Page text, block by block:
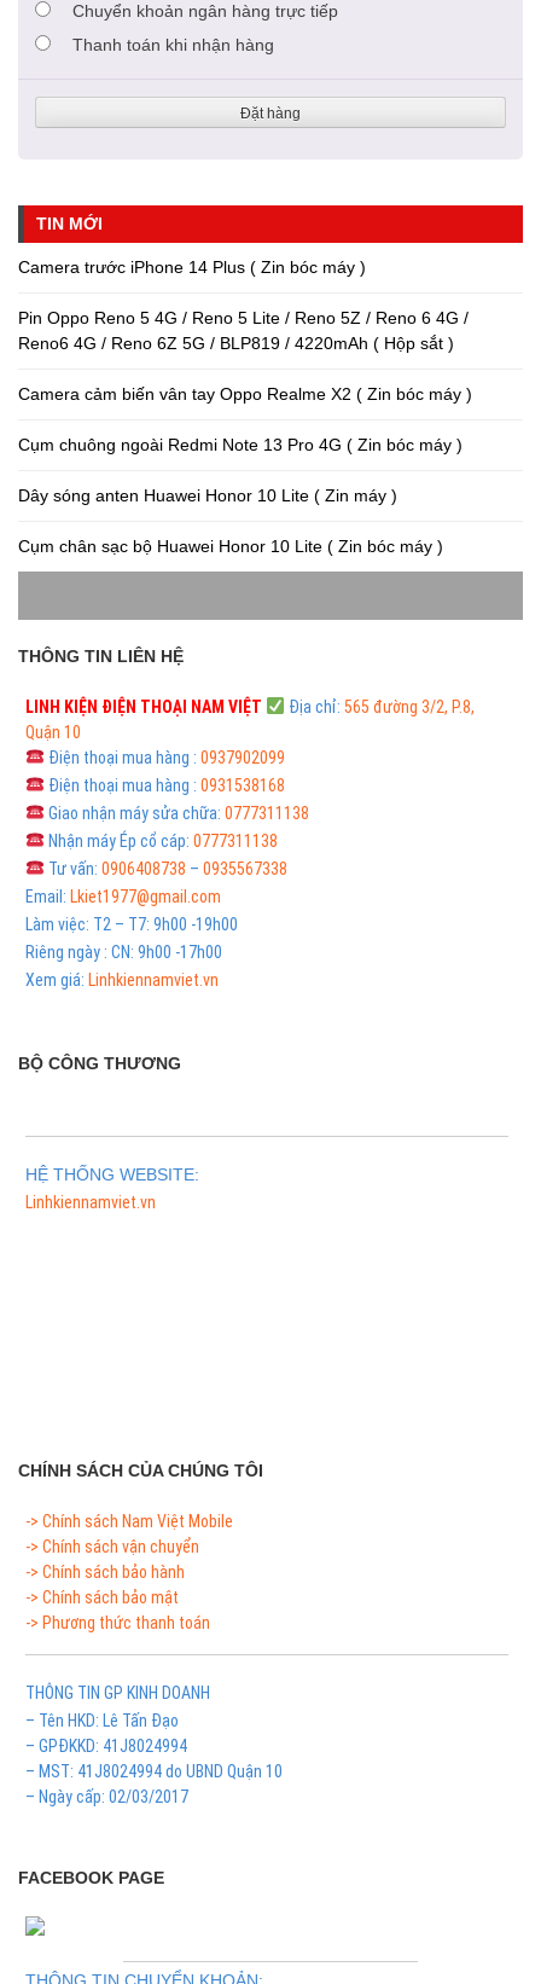
Chuyển khoản ngân hàng trực tiếp
Thanh toán khi nhận hàng
Đặt hàng
TIN MỚI
Camera trước iPhone 14 Plus ( Zin bóc máy )
Pin Oppo Reno 5 4G / Reno 5 Lite / Reno 5Z / Reno 6 4G /
Reno6 4G / Reno 6Z 5G / BLP819 / 4220mAh ( Hộp sắt )
Camera cảm biến vân tay Oppo Realme X2 ( Zin bóc máy )
Cụm chuông ngoài Redmi Note 13 Pro 4G ( Zin bóc máy )
Dây sóng anten Huawei Honor 10 Lite ( Zin máy )
Cụm chân sạc bộ Huawei Honor 10 Lite ( Zin bóc máy )
THÔNG TIN LIÊN HỆ
LINH KIỆN ĐIỆN THOẠI NAM VIỆT Địa chỉ: 565 đường 3/2, P.8,
Quận 10
Điện thoại mua hàng : 0937902099
Điện thoại mua hàng : 0931538168
Giao nhận máy sửa chữa: 0777311138
Nhận máy Ép cổ cáp: 0777311138
Tư vấn: 0906408738 – 0935567338
Email: Lkiet1977@gmail.com
Làm việc: T2 – T7: 9h00 -19h00
Riêng ngày : CN: 9h00 -17h00
Xem giá: Linhkiennamviet.vn
BỘ CÔNG THƯƠNG
HỆ THỐNG WEBSITE:
Linhkiennamviet.vn
CHÍNH SÁCH CỦA CHÚNG TÔI
-> Chính sách Nam Việt Mobile
-> Chính sách vận chuyển
-> Chính sách bảo hành
-> Chính sách bảo mật
-> Phương thức thanh toán
THÔNG TIN GP KINH DOANH
– Tên HKD: Lê Tấn Đạo
– GPĐKKD: 41J8024994
– MST: 41J8024994 do UBND Quận 10
– Ngày cấp: 02/03/2017
FACEBOOK PAGE